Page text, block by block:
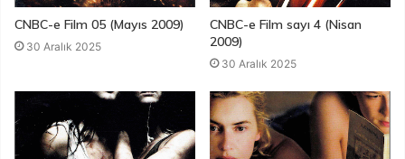
CNBC-e Film 05 (Mayıs 2009)
30 Aralık 2025
CNBC-e Film sayı 4 (Nisan
2009)
30 Aralık 2025